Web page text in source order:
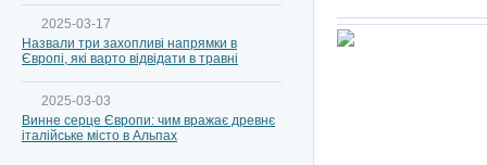
2025-03-17
Назвали три захопливі напрямки в
Європі, які варто відвідати в травні
2025-03-03
Винне серце Європи: чим вражає древнє
італійське місто в Альпах